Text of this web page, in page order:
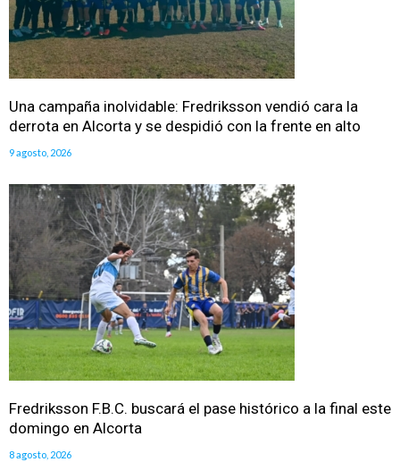
Una campaña inolvidable: Fredriksson vendió cara la
derrota en Alcorta y se despidió con la frente en alto
9 agosto, 2026
Fredriksson F.B.C. buscará el pase histórico a la final este
domingo en Alcorta
8 agosto, 2026